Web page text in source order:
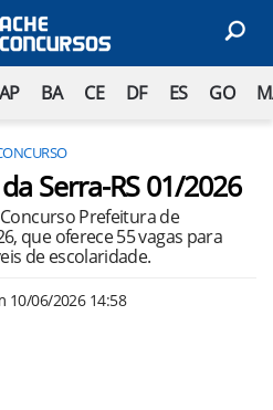
AP BA CE DF ES GO
Serra-RS 01/2026
Prefeitura de
que oferece 55 vagas para
de escolaridade.
10/06/2026 14:58